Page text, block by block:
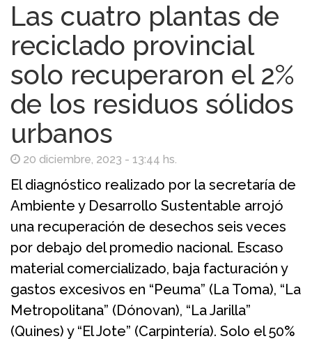
Las cuatro plantas de
reciclado provincial
solo recuperaron el 2%
de los residuos sólidos
urbanos
20 diciembre, 2023 - 13:44 hs.
El diagnóstico realizado por la secretaría de
Ambiente y Desarrollo Sustentable arrojó
una recuperación de desechos seis veces
por debajo del promedio nacional. Escaso
material comercializado, baja facturación y
gastos excesivos en “Peuma” (La Toma), “La
Metropolitana” (Dónovan), “La Jarilla”
(Quines) y “El Jote” (Carpintería). Solo el 50%